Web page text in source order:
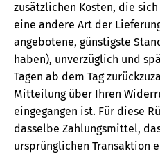
zusätzlichen Kosten, die
eine andere Art der
angebotene, günstigste
haben), unverzüglich und
Tagen ab dem Tag
Mitteilung über Ihren
eingegangen ist. Für diese
dasselbe Zahlungsmittel,
ursprünglichen Transaktion